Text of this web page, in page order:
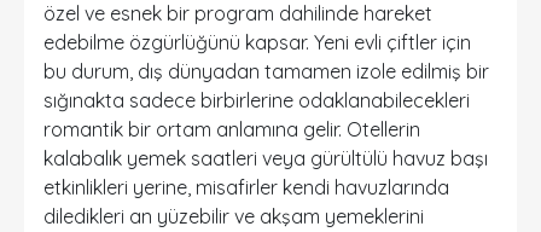
özel ve esnek bir program dahilinde hareket
edebilme özgürlüğünü kapsar. Yeni evli çiftler için
bu durum, dış dünyadan tamamen izole edilmiş bir
sığınakta sadece birbirlerine odaklanabilecekleri
romantik bir ortam anlamına gelir. Otellerin
kalabalık yemek saatleri veya gürültülü havuz başı
etkinlikleri yerine, misafirler kendi havuzlarında
diledikleri an yüzebilir ve akşam yemeklerini